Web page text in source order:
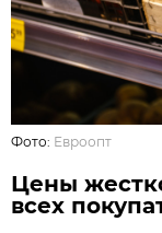
Фото: Евроопт
Цены
всех